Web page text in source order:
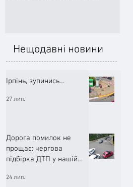
Нещодавні новини
Ірпінь, зупинись…
27 лип.
Дорога помилок не
прощає: чергова
підбірка ДТП у нашій
24 лип.